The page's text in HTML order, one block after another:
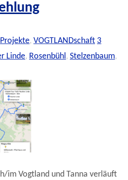
Projekte, VOGTLANDschaft 3
Linde, Rosenbühl, Stelzenbaum,
im Vogtland und Tanna verläuft